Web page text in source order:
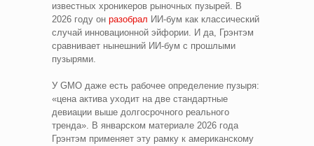
известных хроникеров рыночных пузырей. В
2026 году он разобрал ИИ-бум как классический
случай инновационной эйфории. И да, Грэнтэм
сравнивает нынешний ИИ-бум с прошлыми
пузырями.
У GMO даже есть рабочее определение пузыря:
«цена актива уходит на две стандартные
девиации выше долгосрочного реального
тренда». В январском материале 2026 года
Грэнтэм применяет эту рамку к американскому